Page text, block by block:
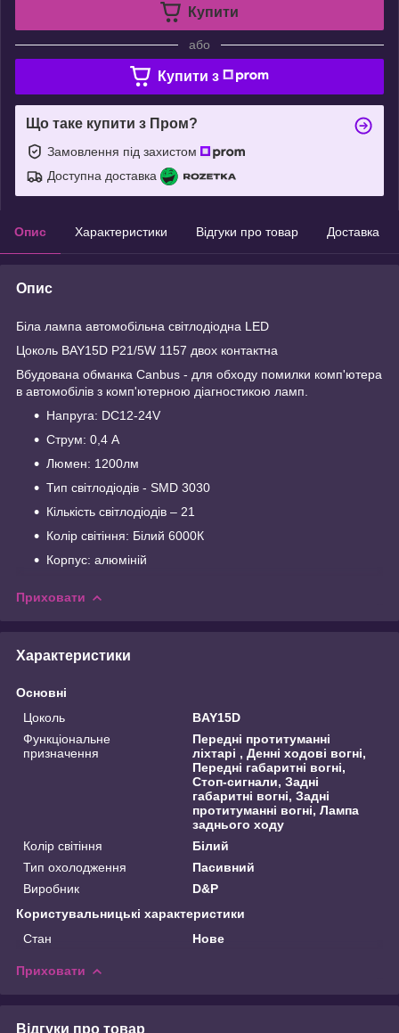
Купити
або
Купити з
Що таке купити з Пром?
Замовлення під захистом
Доступна доставка
Опис Характеристики Відгуки про товар Доставка
Опис
Біла лампа автомобільна світлодіодна LED
Цоколь BAY15D P21/5W 1157 двох контактна
Вбудована обманка Canbus - для обходу помилки комп'ютера
в автомобілів з комп'ютерною діагностикою ламп.
Напруга: DC12-24V
Струм: 0,4 А
Люмен: 1200лм
Тип світлодіодів - SMD 3030
Кількість світлодіодів – 21
Колір світіння: Білий 6000К
Корпус: алюміній
Приховати
Характеристики
Основні
Цоколь
BAY15D
Функціональне
призначення
Передні протитуманні
ліхтарі , Денні ходові вогні,
Передні габаритні вогні,
Стоп-сигнали, Задні
габаритні вогні, Задні
протитуманні вогні, Лампа
заднього ходу
Колір світіння
Білий
Тип охолодження
Пасивний
Виробник
D&P
Користувальницькі характеристики
Стан
Нове
Приховати
Відгуки про товар